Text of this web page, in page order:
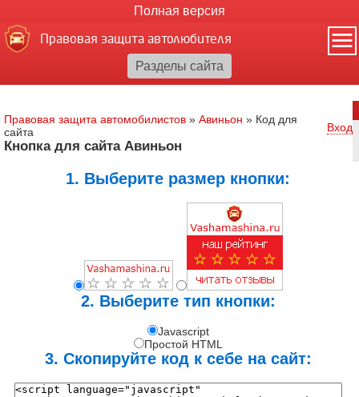
Полная версия
Правовая защита автолюбителя
Правовая защита автомобилистов » Авиньон » Код для
сайта
Вход
Кнопка для сайта Авиньон
1. Выберите размер кнопки:
2. Выберите тип кнопки:
Javascript
Простой HTML
3. Скопируйте код к себе на сайт: